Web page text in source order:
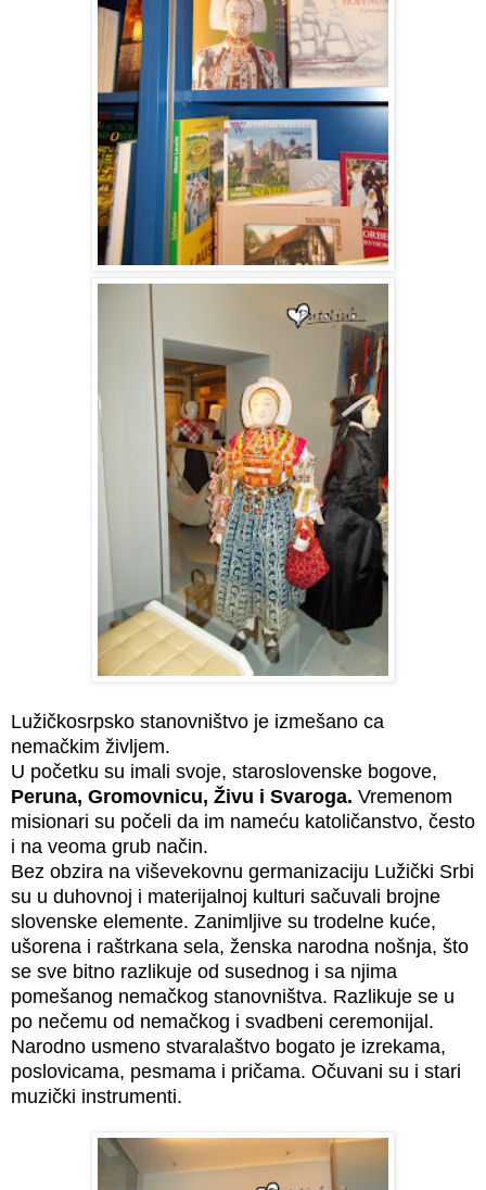
Lužičkosrpsko stanovništvo je izmešano ca
nemačkim življem.
U početku su imali svoje, staroslovenske bogove,
Peruna, Gromovnicu, Živu i Svaroga. Vremenom
misionari su počeli da im nameću katoličanstvo, često
i na veoma grub način.
Bez obzira na viševekovnu germanizaciju Lužički Srbi
su u duhovnoj i materijalnoj kulturi sačuvali brojne
slovenske elemente. Zanimljive su trodelne kuće,
ušorena i raštrkana sela, ženska narodna nošnja, što
se sve bitno razlikuje od susednog i ѕa njima
pomešanog nemačkog stanovništva. Razlikuje se u
po nečemu od nemačkog i svadbeni ceremonijal.
Narodno usmeno stvaralaštvo bogato je izrekama,
poslovicama, pesmama i pričama. Očuvani su i stari
muzički instrumenti.